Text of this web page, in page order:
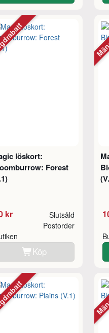
löskort:
Forest
kr Slutsåld
Postorder
Köp